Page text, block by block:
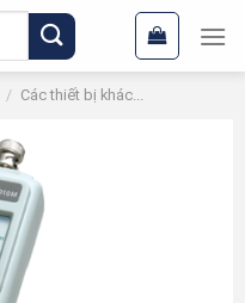
/ Các thiết bị khác...